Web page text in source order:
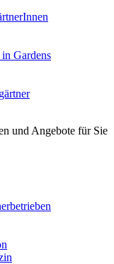
Gardens
und Angebote für Sie